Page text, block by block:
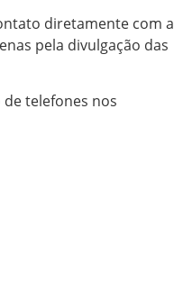
diretamente com a
pela divulgação das
telefones nos